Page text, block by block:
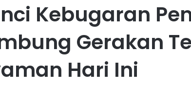
Kebugaran
Gerakan
Hari Ini